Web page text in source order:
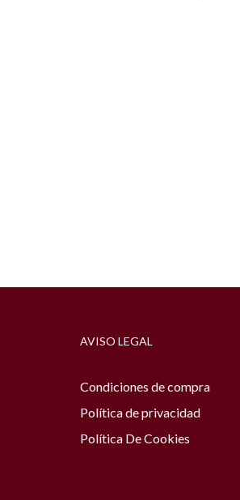
AVISO LEGAL
Condiciones de compra
Política de privacidad
Política De Cookies